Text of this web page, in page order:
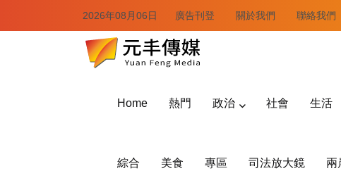
2026年08月06日 廣告刊登 關於我們 聯絡我們
Home 熱門 政治 社會 生活
綜合 美食 專區 司法放大鏡 兩